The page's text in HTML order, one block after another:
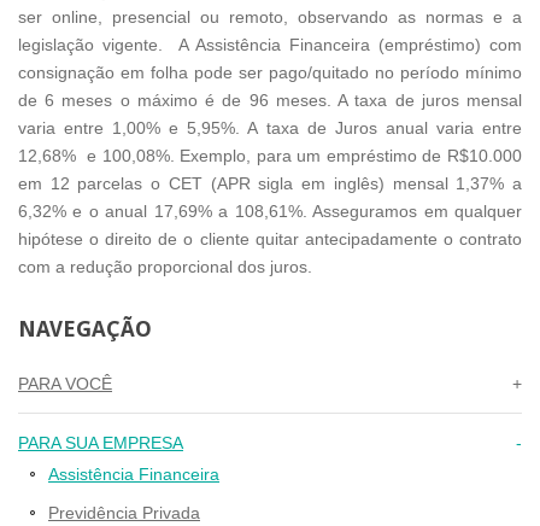
ser online, presencial ou remoto, observando as normas e a
legislação vigente. A Assistência Financeira (empréstimo) com
consignação em folha pode ser pago/quitado no período mínimo
de 6 meses o máximo é de 96 meses. A taxa de juros mensal
varia entre 1,00% e 5,95%. A taxa de Juros anual varia entre
12,68% e 100,08%. Exemplo, para um empréstimo de R$10.000
em 12 parcelas o CET (APR sigla em inglês) mensal 1,37% a
6,32% e o anual 17,69% a 108,61%. Asseguramos em qualquer
hipótese o direito de o cliente quitar antecipadamente o contrato
com a redução proporcional dos juros.
NAVEGAÇÃO
PARA VOCÊ
PARA SUA EMPRESA
Assistência Financeira
Previdência Privada